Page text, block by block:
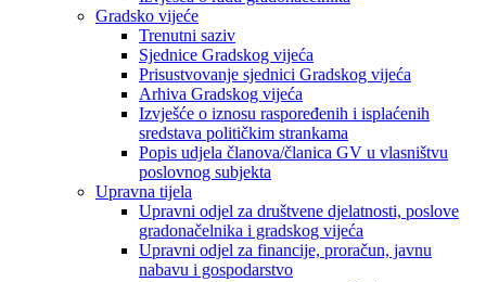
Gradsko vijeće
Trenutni saziv
Sjednice Gradskog vijeća
Prisustvovanje sjednici Gradskog vijeća
Arhiva Gradskog vijeća
Izvješće o iznosu raspoređenih i isplaćenih
sredstava političkim strankama
Popis udjela članova/članica GV u vlasništvu
poslovnog subjekta
Upravna tijela
Upravni odjel za društvene djelatnosti, poslove
gradonačelnika i gradskog vijeća
Upravni odjel za financije, proračun, javnu
nabavu i gospodarstvo